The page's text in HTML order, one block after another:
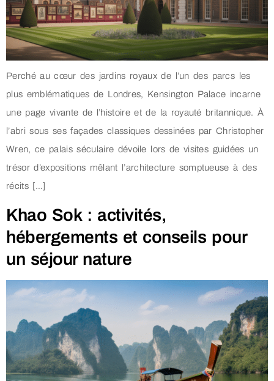
Perché au cœur des jardins royaux de l’un des parcs les
plus emblématiques de Londres, Kensington Palace incarne
une page vivante de l’histoire et de la royauté britannique. À
l’abri sous ses façades classiques dessinées par Christopher
Wren, ce palais séculaire dévoile lors de visites guidées un
trésor d’expositions mêlant l’architecture somptueuse à des
récits […]
Khao Sok : activités,
hébergements et conseils pour
un séjour nature